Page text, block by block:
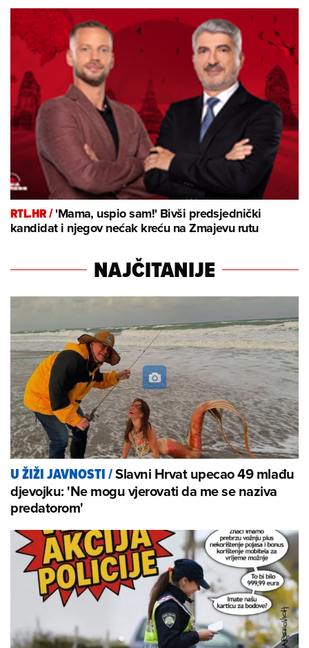
RTL.HR /'Mama, uspio sam!' Bivši predsjednički
kandidat i njegov nećak kreću na Zmajevu rutu
NAJČITANIJE
U ŽIŽI JAVNOSTI/Slavni Hrvat upecao 49 mlađu
djevojku: 'Ne mogu vjerovati da me se naziva
predatorom'